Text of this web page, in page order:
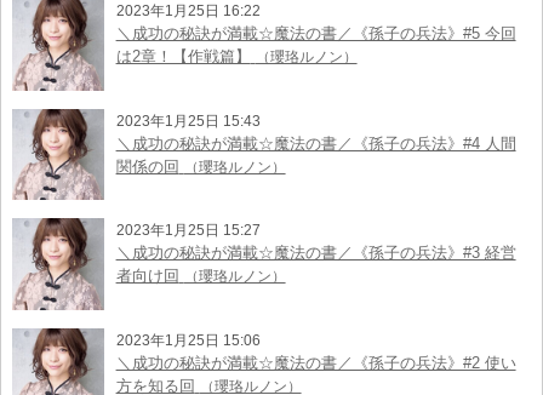
2023年1月25日 16:22
＼成功の秘訣が満載☆魔法の書／《孫子の兵法》#5 今回
は2章！【作戦篇】
（瓔珞ルノン）
2023年1月25日 15:43
＼成功の秘訣が満載☆魔法の書／《孫子の兵法》#4 人間
関係の回
（瓔珞ルノン）
2023年1月25日 15:27
＼成功の秘訣が満載☆魔法の書／《孫子の兵法》#3 経営
者向け回
（瓔珞ルノン）
2023年1月25日 15:06
＼成功の秘訣が満載☆魔法の書／《孫子の兵法》#2 使い
方を知る回
（瓔珞ルノン）